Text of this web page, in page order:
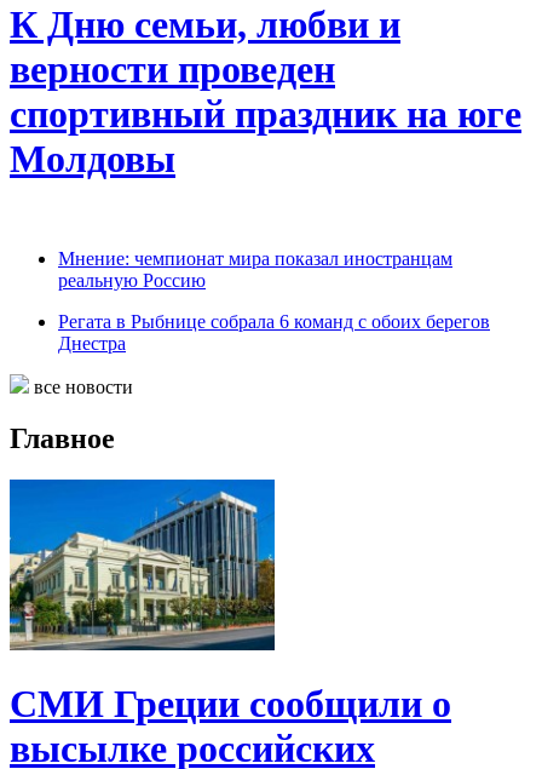
К Дню семьи, любви и
верности проведен
спортивный праздник на юге
Молдовы
Мнение: чемпионат мира показал иностранцам
реальную Россию
Регата в Рыбнице собрала 6 команд с обоих берегов
Днестра
все новости
Главное
СМИ Греции сообщили о
высылке российских